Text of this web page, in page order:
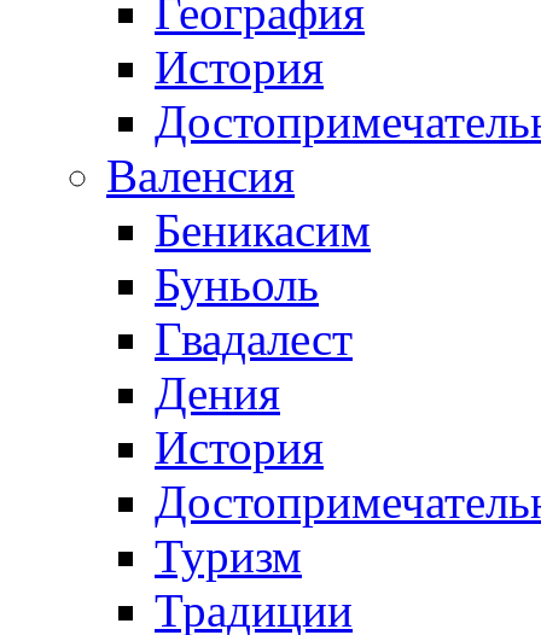
География
История
Валенсия
Беникасим
Буньоль
Гвадалест
Дения
История
Туризм
Традиции